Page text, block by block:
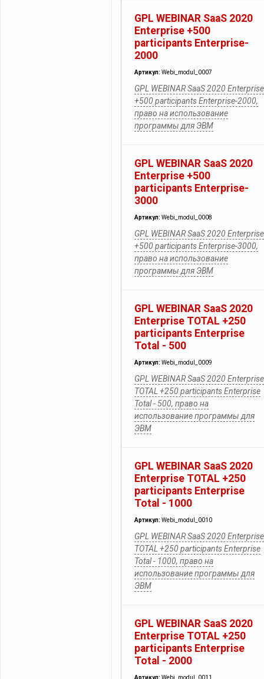
GPL WEBINAR SaaS 2020
Enterprise +500
participants Enterprise-
2000
Артикул: Webi_modul_0007
GPL WEBINAR SaaS 2020 Enterprise
+500 participants Enterprise-2000,
право на использование
программы для ЭВМ
GPL WEBINAR SaaS 2020
Enterprise +500
participants Enterprise-
3000
Артикул: Webi_modul_0008
GPL WEBINAR SaaS 2020 Enterprise
+500 participants Enterprise-3000,
право на использование
программы для ЭВМ
GPL WEBINAR SaaS 2020
Enterprise TOTAL +250
participants Enterprise
Total - 500
Артикул: Webi_modul_0009
GPL WEBINAR SaaS 2020 Enterprise
TOTAL +250 participants Enterprise
Total - 500, право на
использование программы для
ЭВМ
GPL WEBINAR SaaS 2020
Enterprise TOTAL +250
participants Enterprise
Total - 1000
Артикул: Webi_modul_0010
GPL WEBINAR SaaS 2020 Enterprise
TOTAL +250 participants Enterprise
Total - 1000, право на
использование программы для
ЭВМ
GPL WEBINAR SaaS 2020
Enterprise TOTAL +250
participants Enterprise
Total - 2000
Артикул: Webi_modul_0011